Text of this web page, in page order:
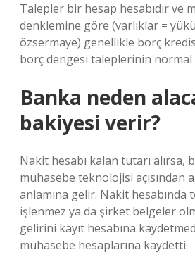
Talepler bir hesap hesabıdır ve
denklemine göre (varlıklar =
özsermaye) genellikle borç
borç dengesi taleplerinin normal
Banka neden
bakiyesi verir?
Nakit hesabı kalan tutarı alırsa,
muhasebe teknolojisi açısından
anlamına gelir. Nakit
işlenmez ya da şirket belgeler
gelirini kayıt hesabına
muhasebe hesaplarına kaydetti.